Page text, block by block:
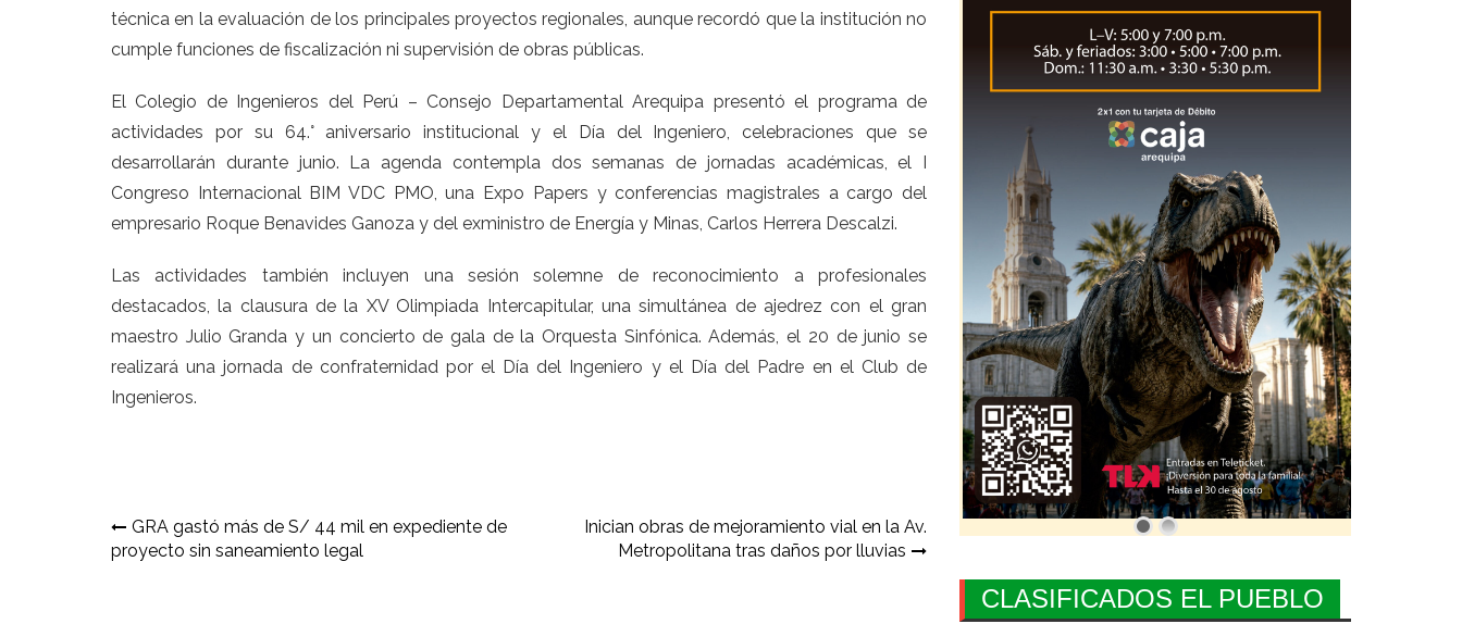
técnica en la evaluación de los principales proyectos regionales, aunque recordó que la institución no
cumple funciones de fiscalización ni supervisión de obras públicas.
El Colegio de Ingenieros del Perú – Consejo Departamental Arequipa presentó el programa de
actividades por su 64.° aniversario institucional y el Día del Ingeniero, celebraciones que se
desarrollarán durante junio. La agenda contempla dos semanas de jornadas académicas, el I
Congreso Internacional BIM VDC PMO, una Expo Papers y conferencias magistrales a cargo del
empresario Roque Benavides Ganoza y del exministro de Energía y Minas, Carlos Herrera Descalzi.
Las actividades también incluyen una sesión solemne de reconocimiento a profesionales
destacados, la clausura de la XV Olimpiada Intercapitular, una simultánea de ajedrez con el gran
maestro Julio Granda y un concierto de gala de la Orquesta Sinfónica. Además, el 20 de junio se
realizará una jornada de confraternidad por el Día del Ingeniero y el Día del Padre en el Club de
Ingenieros.
Navegación
de
GRA gastó más de S/ 44 mil en expediente de
proyecto sin saneamiento legal
Inician obras de mejoramiento vial en la Av.
Metropolitana tras daños por lluvias
CLASIFICADOS EL PUEBLO